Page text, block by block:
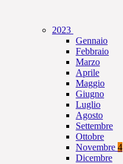
2023
Gennaio
Febbraio
Marzo
Aprile
Maggio
Giugno
Luglio
Agosto
Settembre
Ottobre
Novembre 4
Dicembre